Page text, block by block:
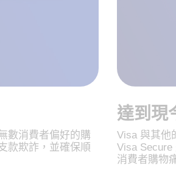
數消費者偏好的購
款欺詐，並確保順
達到現
Visa 與其他
Visa Secure
消費者購物